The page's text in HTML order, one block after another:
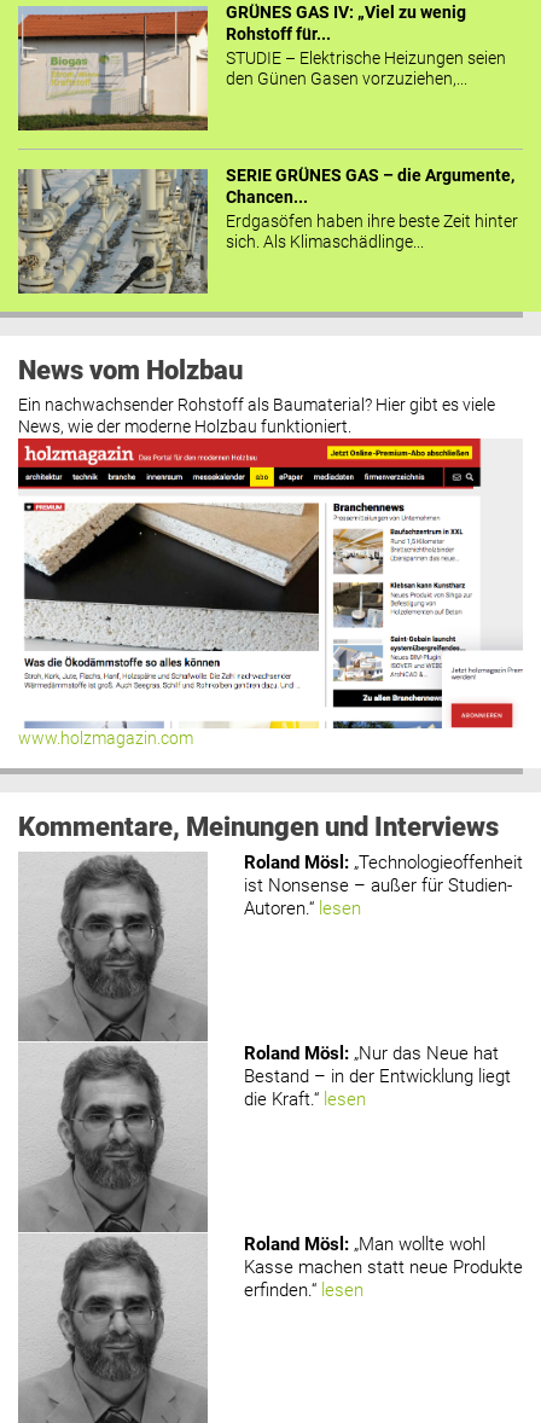
GRÜNES GAS IV: „Viel zu wenig
Rohstoff für...
STUDIE – Elektrische Heizungen seien
den Günen Gasen vorzuziehen,...
SERIE GRÜNES GAS – die Argumente,
Chancen...
Erdgasöfen haben ihre beste Zeit hinter
sich. Als Klimaschädlinge...
News vom Holzbau
Ein nachwachsender Rohstoff als Baumaterial? Hier gibt es viele
News, wie der moderne Holzbau funktioniert.
www.holzmagazin.com
Kommentare, Meinungen und Interviews
Roland Mösl : „Technologieoffenheit
ist Nonsense – außer für Studien-
Autoren.“ lesen
Roland Mösl : „Nur das Neue hat
Bestand – in der Entwicklung liegt
die Kraft.“ lesen
Roland Mösl : „Man wollte wohl
Kasse machen statt neue Produkte
erfinden.“ lesen